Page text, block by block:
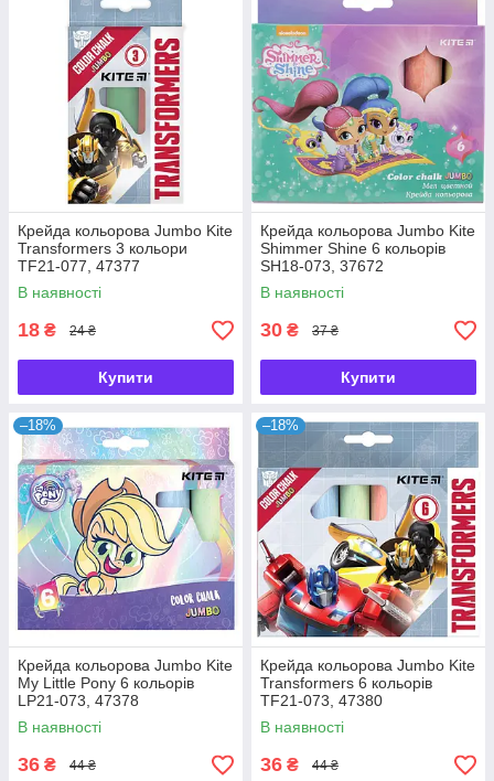
Крейда кольорова Jumbo Kite
Transformers 3 кольори
TF21-077, 47377
В наявності
18 ₴ 24 ₴
Купити
Крейда кольорова Jumbo Kite
Shimmer Shine 6 кольорів
SH18-073, 37672
В наявності
30 ₴ 37 ₴
Купити
–18%
Крейда кольорова Jumbo Kite
My Little Pony 6 кольорів
LP21-073, 47378
В наявності
36 ₴ 44 ₴
–18%
Крейда кольорова Jumbo Kite
Transformers 6 кольорів
TF21-073, 47380
В наявності
36 ₴ 44 ₴